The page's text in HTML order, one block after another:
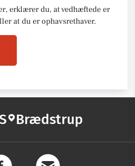
erklærer du, at vedhæftede er
at du er ophavsrethaver.
Brædstrup